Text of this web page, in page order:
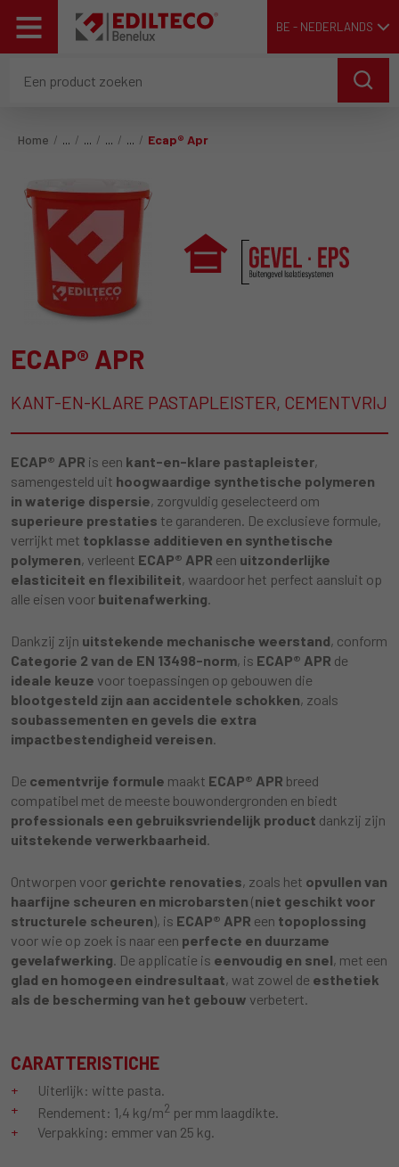
BE - NEDERLANDS
Home Ecap® Apr
ECAP® APR
KANT-EN-KLARE PASTAPLEISTER, CEMENTVRIJ
ECAP® APR is een kant-en-klare pastapleister,
samengesteld uit hoogwaardige synthetische polymeren
in waterige dispersie, zorgvuldig geselecteerd om
superieure prestaties te garanderen. De exclusieve formule,
verrijkt met topklasse additieven en synthetische
polymeren, verleent ECAP® APR een uitzonderlijke
elasticiteit en flexibiliteit, waardoor het perfect aansluit op
alle eisen voor buitenafwerking.
Dankzij zijn uitstekende mechanische weerstand, conform
Categorie 2 van de EN 13498-norm, is ECAP® APR de
ideale keuze voor toepassingen op gebouwen die
blootgesteld zijn aan accidentele schokken, zoals
soubassementen en gevels die extra
impactbestendigheid vereisen.
De cementvrije formule maakt ECAP® APR breed
compatibel met de meeste bouwondergronden en biedt
professionals een gebruiksvriendelijk product dankzij zijn
uitstekende verwerkbaarheid.
Ontworpen voor gerichte renovaties, zoals het opvullen van
haarfijne scheuren en microbarsten (niet geschikt voor
structurele scheuren), is ECAP® APR een topoplossing
voor wie op zoek is naar een perfecte en duurzame
gevelafwerking. De applicatie is eenvoudig en snel, met een
glad en homogeen eindresultaat, wat zowel de esthetiek
als de bescherming van het gebouw verbetert.
CARATTERISTICHE
Uiterlijk: witte pasta.
Rendement: 1,4 kg/m2 per mm laagdikte.
Verpakking: emmer van 25 kg.